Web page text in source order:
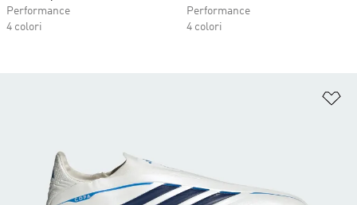
Performance
4 colori
Performance
4 colori